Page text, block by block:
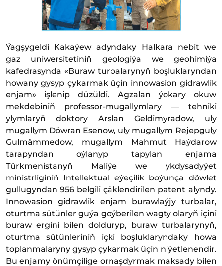
Ýagşygeldi Kakaýew adyndaky Halkara nebit we
gaz uniwersitetiniň geologiýa we geohimiýa
kafedrasynda «Buraw turbalarynyň boşluklaryndan
howany gysyp çykarmak üçin innowasion gidrawlik
enjam» işlenip düzüldi. Agzalan ýokary okuw
mekdebiniň professor-mugallymlary — tehniki
ylymlaryň doktory Arslan Geldimyradow, uly
mugallym Döwran Esenow, uly mugallym Rejepguly
Gulmämmedow, mugallym Mahmut Haýdarow
tarapyndan oýlanyp tapylan enjama
Türkmenistanyň Maliýe we ykdysadyýet
ministrliginiň Intellektual eýeçilik boýunça döwlet
gullugyndan 956 belgili çäklendirilen patent alyndy.
Innowasion gidrawlik enjam burawlaýjy turbalar,
oturtma sütünler guýa goýberilen wagty olaryň içini
buraw ergini bilen dolduryp, buraw turbalarynyň,
oturtma sütünleriniň içki boşluklaryndaky howa
toplanmalaryny gysyp çykarmak üçin niýetlenendir.
Bu enjamy önümçilige ornaşdyrmak maksady bilen